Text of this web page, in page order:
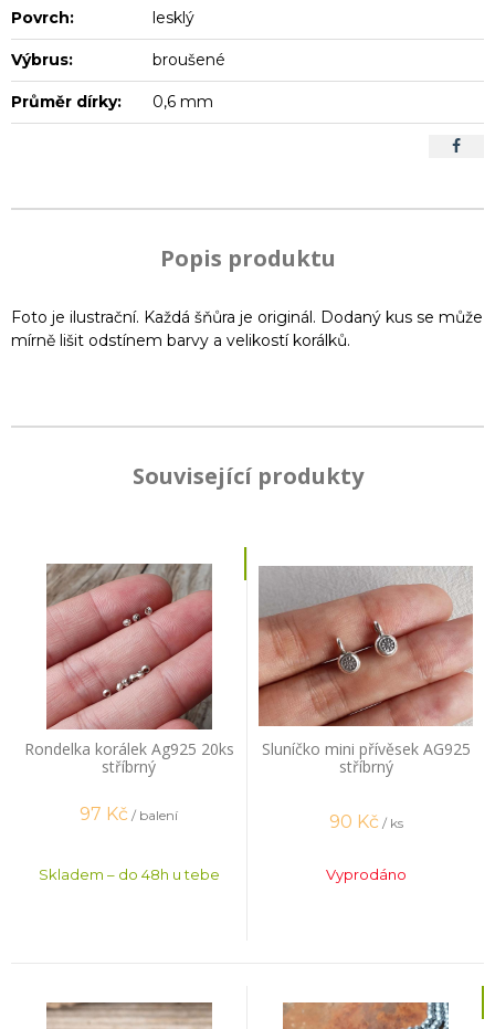
Povrch: lesklý
Výbrus: broušené
Průměr dírky: 0,6 mm
Popis produktu
Foto je ilustrační. Každá šňůra je originál. Dodaný kus se může
mírně lišit odstínem barvy a velikostí korálků.
Související produkty
Rondelka korálek Ag925 20ks
stříbrný
97 Kč / balení
Skladem – do 48h u tebe
Sluníčko mini přívěsek AG925
stříbrný
90 Kč / ks
Vyprodáno